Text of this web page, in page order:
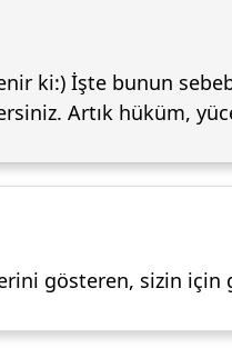
ki:) İşte bunun
Artık hüküm,
gösteren, sizin için